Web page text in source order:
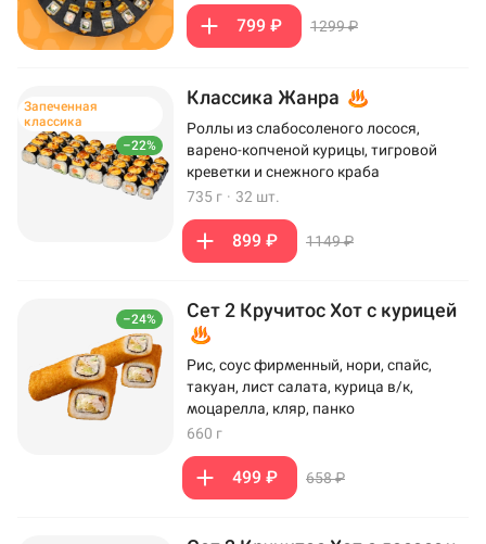
799 ₽ 1299 ₽
–22%
Запеченная
классика
Классика Жанра
Роллы из слабосоленого лосося,
варено-копченой курицы, тигровой
креветки и снежного краба
735 г · 32 шт.
899 ₽ 1149 ₽
–24% Сет 2 Кручитос Хот с курицей
Рис, соус фирменный, нори, спайс,
такуан, лист салата, курица в/к,
моцарелла, кляр, панко
660 г
499 ₽ 658 ₽